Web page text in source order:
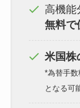
高機能
無料で
米国株
*為替手
となる可